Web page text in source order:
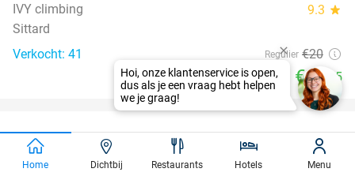
IVY climbing 9.3 star
Sittard
Verkocht: 41
Regulier €20
€14 ,95
35%
favorite_border
BBQ-pakket voor 5 à 7 personen voor afhaal
bij de slagerij
Home Dichtbij Restaurants Hotels Menu